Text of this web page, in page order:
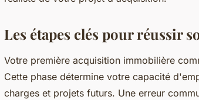
Les étapes clés pour réussir
Votre première acquisition immobilière
Cette phase détermine votre capacité
charges et projets futurs. Une erreur